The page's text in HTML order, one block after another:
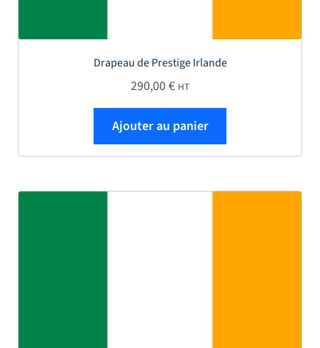
Drapeau de Prestige Irlande
290,00€ HT
Ajouter au panier